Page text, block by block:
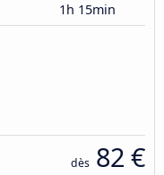
1h 15min
dès 82 €